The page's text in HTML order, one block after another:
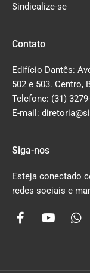
Sindicalize-se
Contato
Edifício Dantês:
502 e 503. Centro,
Telefone: (31)
E-mail:
Siga-nos
Esteja conectado
redes sociais e